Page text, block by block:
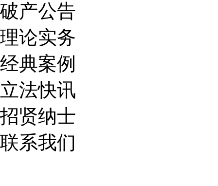
破产公告
理论实务
经典案例
立法快讯
招贤纳士
联系我们